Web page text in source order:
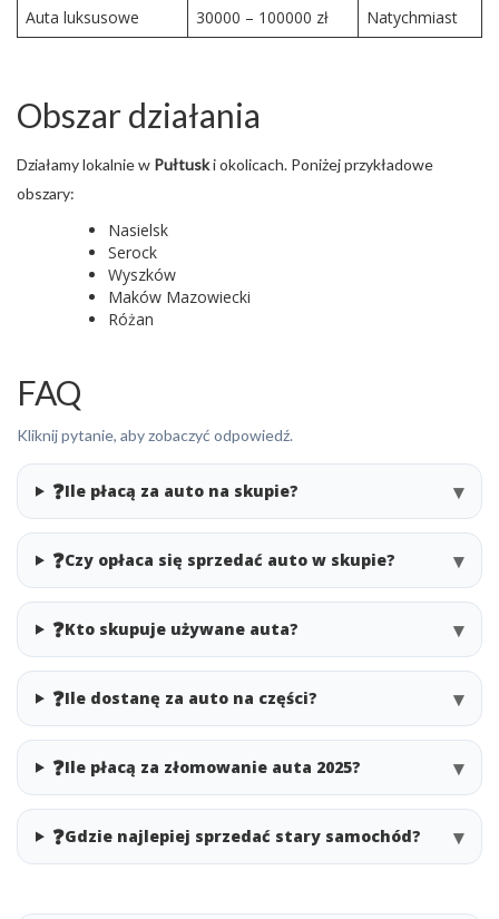
Auta luksusowe
30000 – 100000 zł Natychmiast
Obszar działania
Działamy lokalnie w Pułtuski okolicach. Poniżej przykładowe
obszary:
Nasielsk
Serock
Wyszków
Maków Mazowiecki
Różan
FAQ
Kliknij pytanie, aby zobaczyć odpowiedź.
❓Ile płacą za auto na skupie? ▾
❓Czy opłaca się sprzedać auto w skupie? ▾
❓Kto skupuje używane auta? ▾
❓Ile dostanę za auto na części? ▾
❓Ile płacą za złomowanie auta 2025? ▾
❓Gdzie najlepiej sprzedać stary samochód? ▾